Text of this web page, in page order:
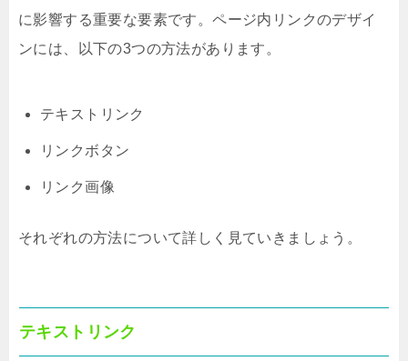
に影響する重要な要素です。ページ内リンクのデザイ
ンには、以下の3つの方法があります。
テキストリンク
リンクボタン
リンク画像
それぞれの方法について詳しく見ていきましょう。
テキストリンク